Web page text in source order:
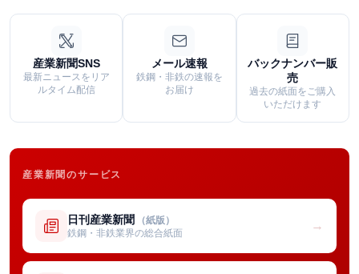
産業新聞SNS
最新ニュースをリア
ルタイム配信
メール速報
鉄鋼・非鉄の速報を
お届け
バックナンバー販
売
過去の紙面をご購入
いただけます
産業新聞のサービス
日刊産業新聞 （紙版）
鉄鋼・非鉄業界の総合紙面
→